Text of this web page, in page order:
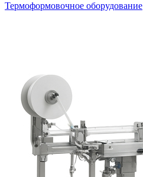
Термоформовочное оборудование